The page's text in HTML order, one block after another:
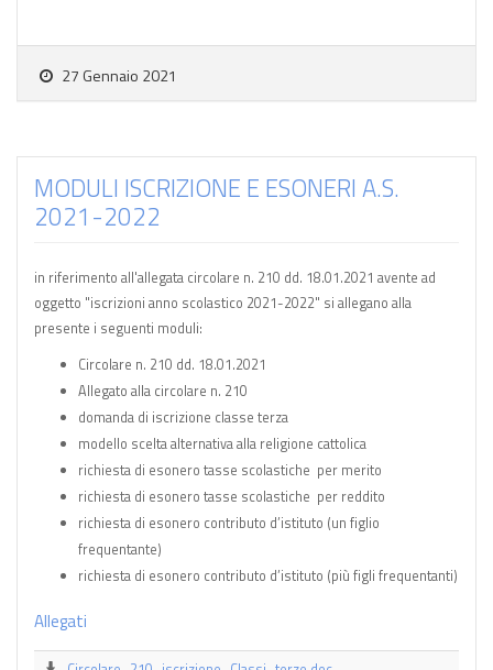
27 Gennaio 2021
MODULI ISCRIZIONE E ESONERI A.S.
2021-2022
in riferimento all'allegata circolare n. 210 dd. 18.01.2021 avente ad
oggetto "iscrizioni anno scolastico 2021-2022" si allegano alla
presente i seguenti moduli:
Circolare n. 210 dd. 18.01.2021
Allegato alla circolare n. 210
domanda di iscrizione classe terza
modello scelta alternativa alla religione cattolica
richiesta di esonero tasse scolastiche per merito
richiesta di esonero tasse scolastiche per reddito
richiesta di esonero contributo d’istituto (un figlio
frequentante)
richiesta di esonero contributo d’istituto (più figli frequentanti)
Allegati